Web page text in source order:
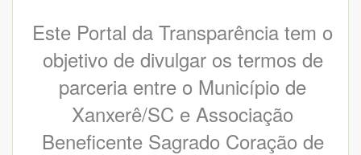
Este Portal da Transparência tem o
objetivo de divulgar os termos de
parceria entre o Município de
Xanxerê/SC e Associação
Beneficente Sagrado Coração de